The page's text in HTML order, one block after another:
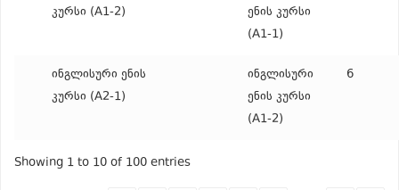
კურსი (A1-2)
ენის კურსი
(A1-1)
ინგლისური ენის
კურსი (A2-1)
ინგლისური
ენის კურსი
(A1-2)
6
Showing 1 to 10 of 100 entries